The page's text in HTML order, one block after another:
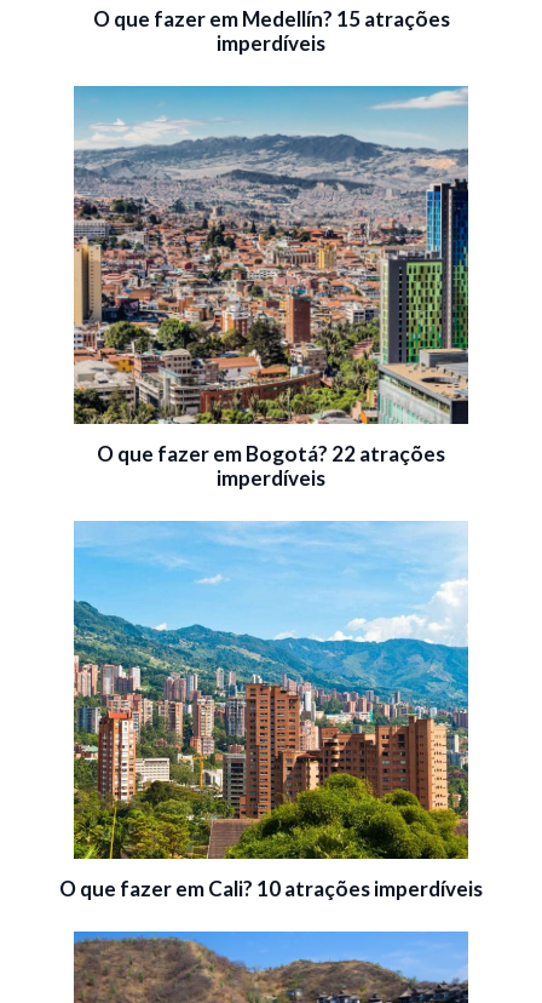
O que fazer em Medellín? 15 atrações
imperdíveis
O que fazer em Bogotá? 22 atrações
imperdíveis
O que fazer em Cali? 10 atrações imperdíveis